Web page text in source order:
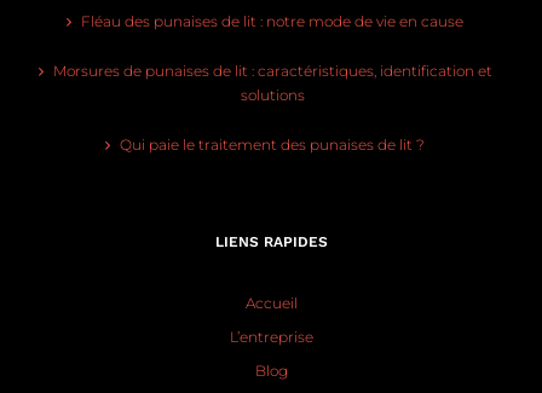
Fléau des punaises de lit : notre mode de vie en cause
Morsures de punaises de lit : caractéristiques, identification et
solutions
Qui paie le traitement des punaises de lit ?
LIENS RAPIDES
Accueil
L’entreprise
Blog